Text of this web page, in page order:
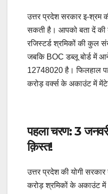
उत्तर प्रदेश सरकार इ-श्रम
सकती है। आपको बता दें की
रजिस्टर्ड श्रमिकों की कुल
जबकि BOC डब्लू बोर्ड में
12748020 है। फिलहाल
करोड़ वर्क्स के अकाउंट में
पहला चरण: 3
क़िस्त!
उत्तर प्रदेश की योगी
करोड़ श्रमिकों के अकाउंट